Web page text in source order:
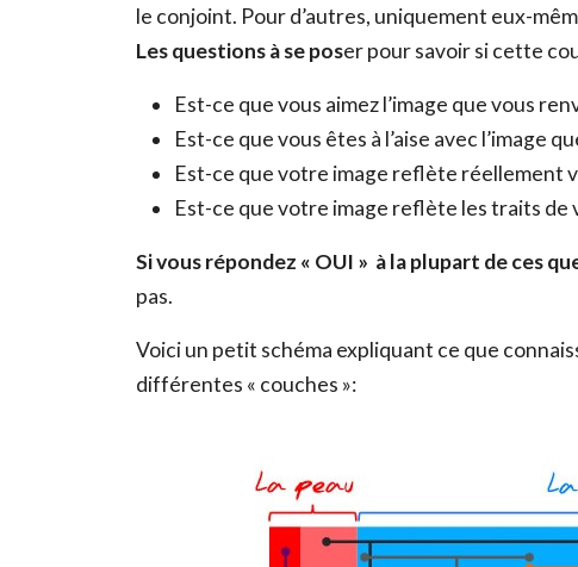
le conjoint. Pour d’autres, uniquement eux-
Les questions à se poserpour savoir si cette
Est-ce que vous aimez l’image que vous
Est-ce que vous êtes à l’aise avec l’image
Est-ce que votre image reflète réellement
Est-ce que votre image reflète les traits de
Si vous répondez « OUI » à la plupart de ces
pas.
Voici un petit schéma expliquant ce que
différentes « couches »: